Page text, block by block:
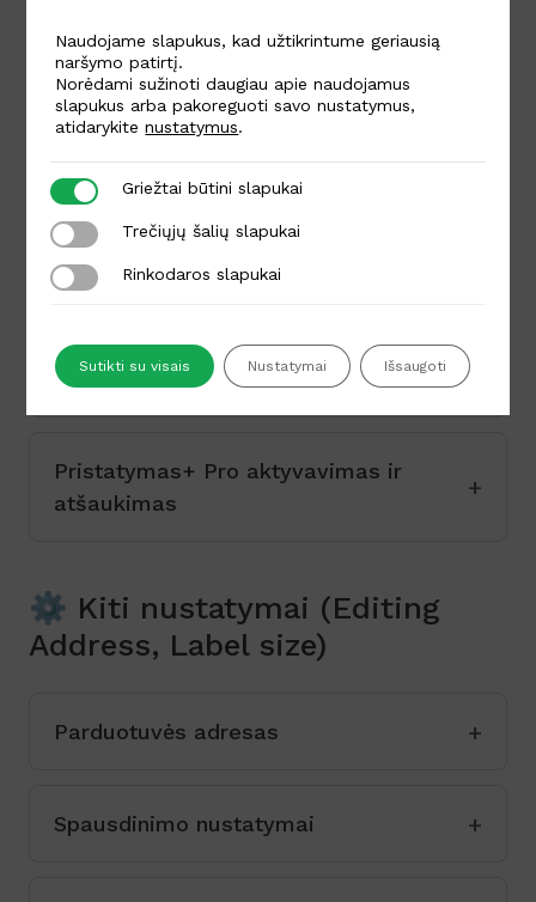
Vežėjų redagavimas
Kurjerio pristatymo būdo įjungimas
Kas yra Pristatymas+?
Kas yra Pristatymas+ Pro ir nuosavos
sutartys?
Pristatymas+ Pro aktyvavimas ir
atšaukimas
⚙️ Kiti nustatymai (Editing
Address, Label size)
Parduotuvės adresas
Spausdinimo nustatymai
Naudojame slapukus, kad užtikrintume geriausią
naršymo patirtį.
Norėdami sužinoti daugiau apie naudojamus
slapukus arba pakoreguoti savo nustatymus,
atidarykitenustatymus.
Griežtai būtini slapukai
Griežtai būtini slapukai
Trečiųjų šalių slapukai
Trečiųjų šalių slapukai
Rinkodaros slapukai
Rinkodaros slapukai
Sutikti su visais Nustatymai Išsaugoti